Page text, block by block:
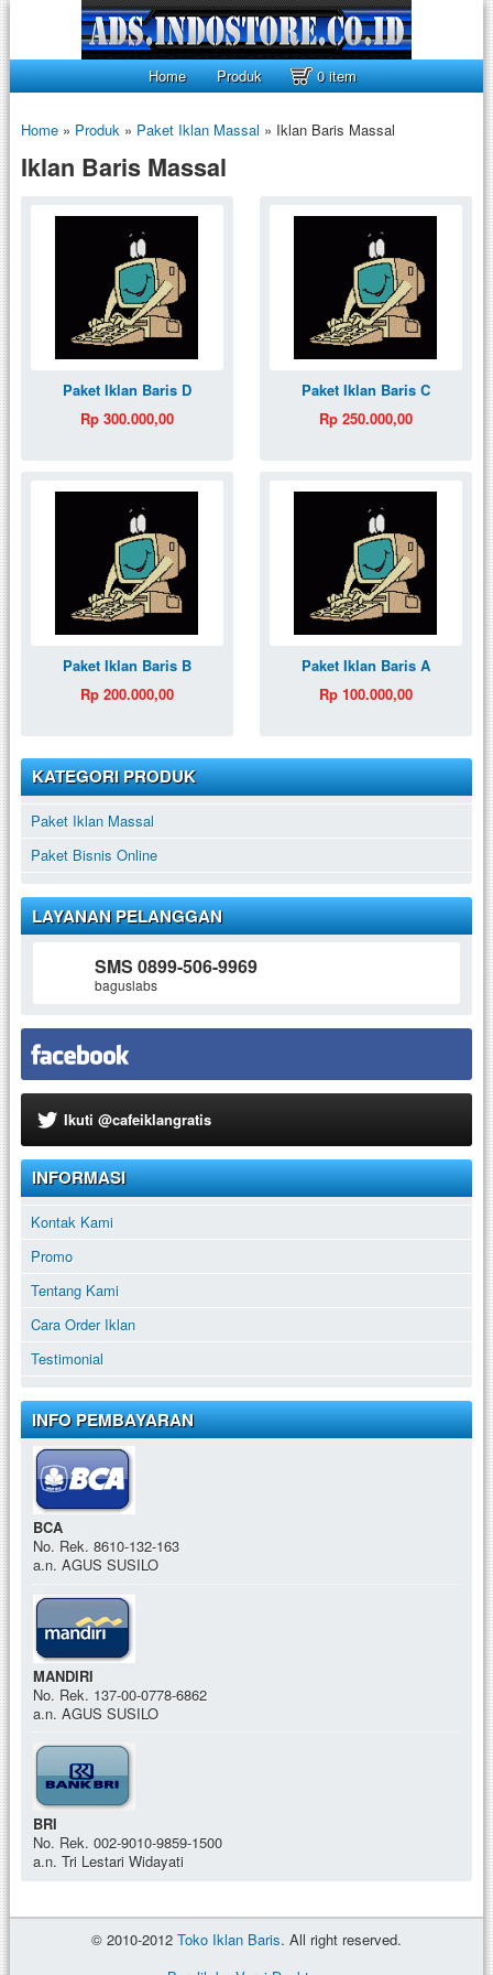
Home Produk 0 item
Home» Produk» Paket Iklan Massal » Iklan Baris Massal
Iklan Baris Massal
Paket Iklan Baris D
Rp 300.000,00
Paket Iklan Baris C
Rp 250.000,00
Paket Iklan Baris B
Rp 200.000,00
Paket Iklan Baris A
Rp 100.000,00
KATEGORI PRODUK
Paket Iklan Massal
Paket Bisnis Online
LAYANAN PELANGGAN
SMS 0899-506-9969
baguslabs
Ikuti @cafeiklangratis
INFORMASI
Kontak Kami
Promo
Tentang Kami
Cara Order Iklan
Testimonial
INFO PEMBAYARAN
BCA
No. Rek. 8610-132-163
a.n. AGUS SUSILO
MANDIRI
No. Rek. 137-00-0778-6862
a.n. AGUS SUSILO
BRI
No. Rek. 002-9010-9859-1500
a.n. Tri Lestari Widayati
© 2010-2012 Toko Iklan Baris. All right reserved.